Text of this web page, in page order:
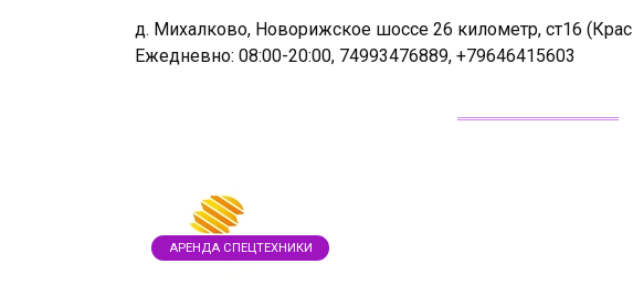
д. Михалково, Новорижское шоссе 26 километр, ст16
Ежедневно: 08:00-20:00, 74993476889, +79646415603
АРЕНДА СПЕЦТЕХНИКИ